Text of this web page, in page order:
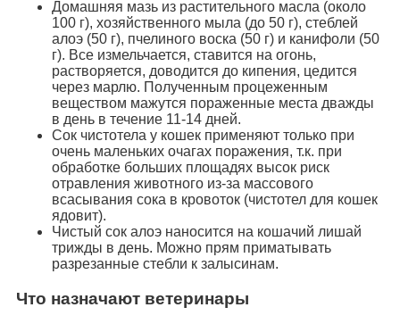
Домашняя мазь из растительного масла (около
100 г), хозяйственного мыла (до 50 г), стеблей
алоэ (50 г), пчелиного воска (50 г) и канифоли (50
г). Все измельчается, ставится на огонь,
растворяется, доводится до кипения, цедится
через марлю. Полученным процеженным
веществом мажутся пораженные места дважды
в день в течение 11-14 дней.
Сок чистотела у кошек применяют только при
очень маленьких очагах поражения, т.к. при
обработке больших площадях высок риск
отравления животного из-за массового
всасывания сока в кровоток (чистотел для кошек
ядовит).
Чистый сок алоэ наносится на кошачий лишай
трижды в день. Можно прям приматывать
разрезанные стебли к залысинам.
Что назначают ветеринары